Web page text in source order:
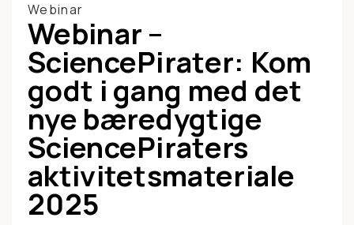
Webinar
Webinar –
SciencePirater: Kom
godt i gang med det
nye bæredygtige
SciencePiraters
aktivitetsmateriale
2025